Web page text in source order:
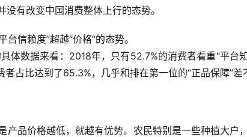
有改变中国消费整体上行的态势。
信赖度”超越“价格”的态势。
体数据来看： 2018年， 只有52.7%的消费者看重“平台
者占比达到了65.3%，几乎和排在第一位的“正品保障”差
产品价格越低，就越有优势。农民特别是一些种植大户